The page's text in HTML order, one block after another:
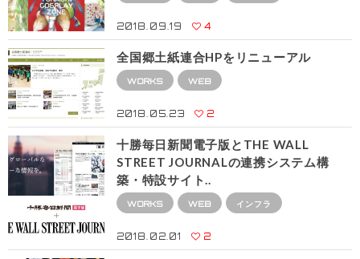
2018.09.19 4
全国郷土紙連合HPをリニューアル
WORKS WEB
2018.05.23 2
十勝毎日新聞電子版とTHE WALL
STREET JOURNALの連携システム構
築・特設サイト..
WORKS WEB インフラ
2018.02.01 2